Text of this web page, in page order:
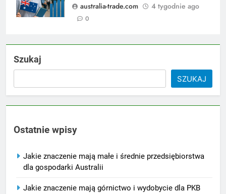
australia-trade.com
4 tygodnie ago
0
Szukaj
SZUKAJ
Ostatnie wpisy
Jakie znaczenie mają małe i średnie przedsiębiorstwa
dla gospodarki Australii
Jakie znaczenie mają górnictwo i wydobycie dla PKB